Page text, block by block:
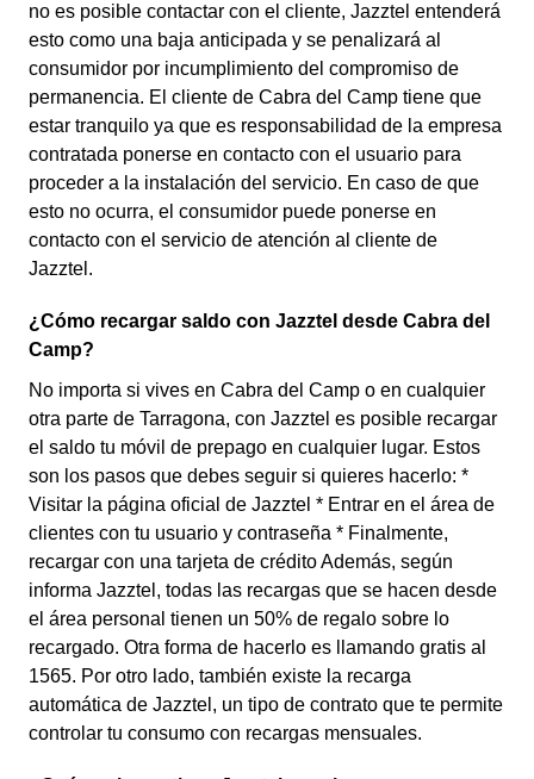
no es posible contactar con el cliente, Jazztel entenderá
esto como una baja anticipada y se penalizará al
consumidor por incumplimiento del compromiso de
permanencia. El cliente de Cabra del Camp tiene que
estar tranquilo ya que es responsabilidad de la empresa
contratada ponerse en contacto con el usuario para
proceder a la instalación del servicio. En caso de que
esto no ocurra, el consumidor puede ponerse en
contacto con el servicio de atención al cliente de
Jazztel.
¿Cómo recargar saldo con Jazztel desde Cabra del
Camp?
No importa si vives en Cabra del Camp o en cualquier
otra parte de Tarragona, con Jazztel es posible recargar
el saldo tu móvil de prepago en cualquier lugar. Estos
son los pasos que debes seguir si quieres hacerlo: *
Visitar la página oficial de Jazztel * Entrar en el área de
clientes con tu usuario y contraseña * Finalmente,
recargar con una tarjeta de crédito Además, según
informa Jazztel, todas las recargas que se hacen desde
el área personal tienen un 50% de regalo sobre lo
recargado. Otra forma de hacerlo es llamando gratis al
1565. Por otro lado, también existe la recarga
automática de Jazztel, un tipo de contrato que te permite
controlar tu consumo con recargas mensuales.